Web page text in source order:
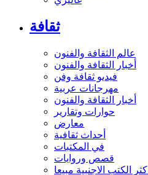
ثقافة
عالم الثقافة والفنون
أخبار الثقافة والفنون
فيديو ثقافة وفن
مهرجانات عربية
أخبار الثقافة والفنون
حوارات وتقارير
معارض
أحداث ثقافية
في المكتبات
قصص وروايات
اكثر الكتب الاجنبية مبيعا